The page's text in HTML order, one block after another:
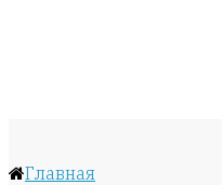
Главная